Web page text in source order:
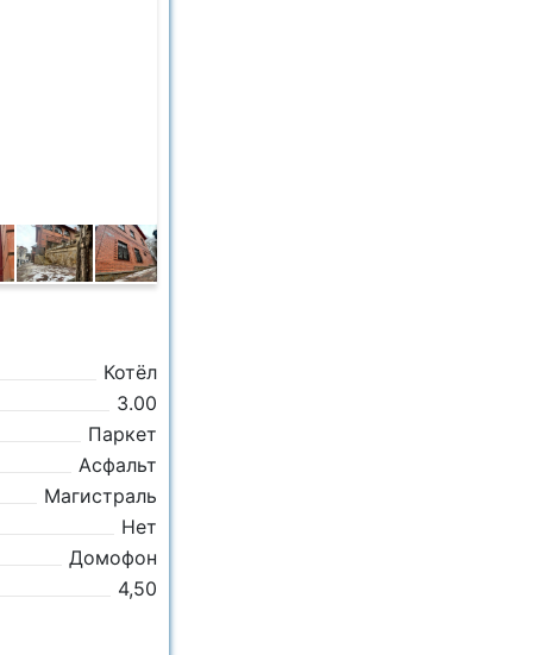
Котёл
3.00
Паркет
Асфальт
Магистраль
Нет
Домофон
4,50